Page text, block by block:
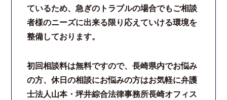
ているため、急ぎのトラブルの場合でもご相談
者様のニーズに出来る限り応えていける環境を
整備しております。
初回相談料は無料ですので、長崎県内でお悩み
の方、休日の相談にお悩みの方はお気軽に弁護
士法人山本・坪井綜合法律事務所長崎オフィス